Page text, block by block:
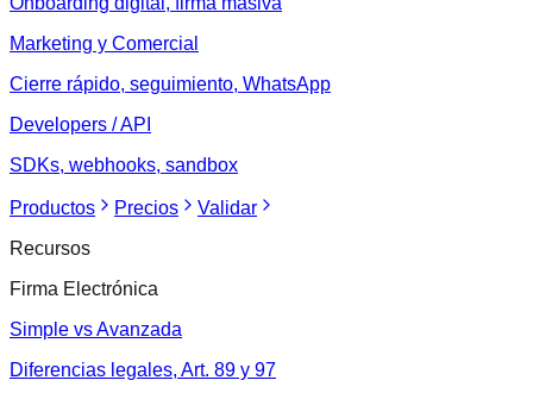
Marketing y Comercial
Cierre rápido, seguimiento, WhatsApp
Developers / API
SDKs, webhooks, sandbox
Productos Precios
Validar
Recursos
Firma Electrónica
Simple vs Avanzada
Diferencias legales, Art. 89 y 97